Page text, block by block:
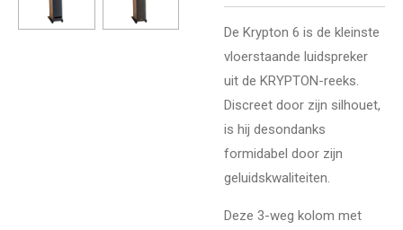
De Krypton 6 is de kleinste
vloerstaande luidspreker
uit de KRYPTON-reeks.
Discreet door zijn silhouet,
is hij desondanks
formidabel door zijn
geluidskwaliteiten.
Deze 3-weg kolom met